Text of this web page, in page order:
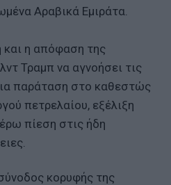
Αραβικά Εμιράτα.
και η απόφαση της
Τραμπ να αγνοήσει τις
παράταση στο καθεστώς
πετρελαίου, εξέλιξη
πίεση στις ήδη
κορυφής της